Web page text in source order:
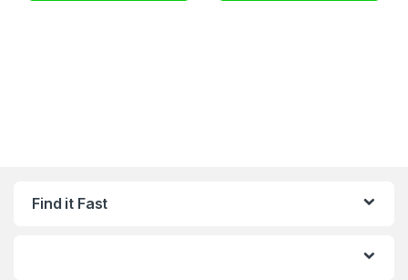
Find it Fast